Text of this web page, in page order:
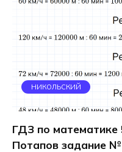
НИКОЛЬСКИЙ
ГДЗ по математике
Потапов задание